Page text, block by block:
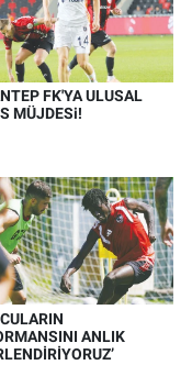
FK'YA ULUSAL
MÜJDESi!
ANLIK